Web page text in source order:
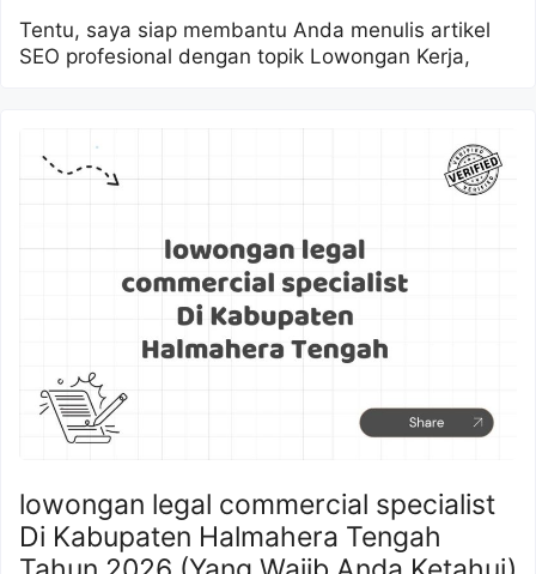
Tentu, saya siap membantu Anda menulis artikel
SEO profesional dengan topik Lowongan Kerja,
lowongan legal commercial specialist
Di Kabupaten Halmahera Tengah